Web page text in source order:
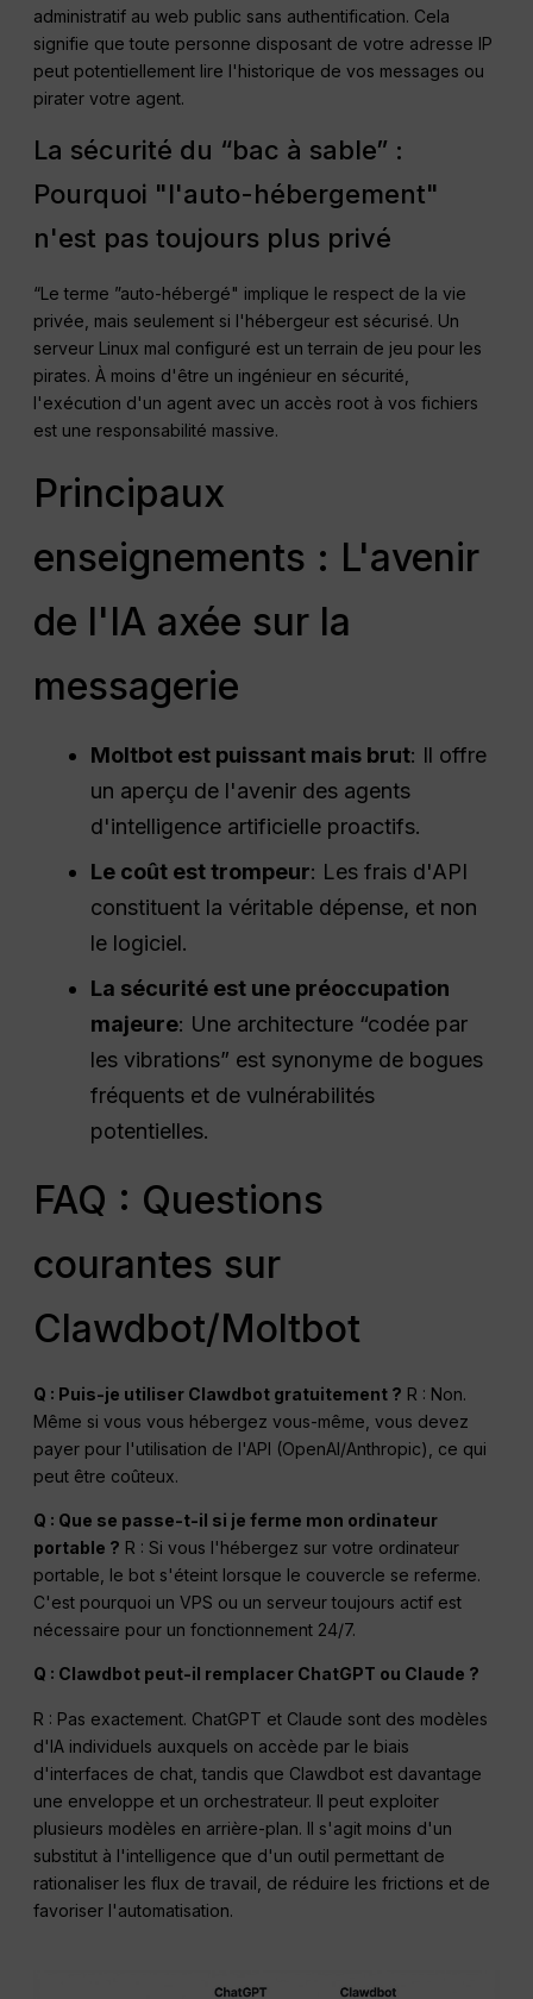
administratif au web public sans authentification. Cela
signifie que toute personne disposant de votre adresse IP
peut potentiellement lire l'historique de vos messages ou
pirater votre agent.
La sécurité du “bac à sable” :
Pourquoi "l'auto-hébergement"
n'est pas toujours plus privé
“Le terme ”auto-hébergé" implique le respect de la vie
privée, mais seulement si l'hébergeur est sécurisé. Un
serveur Linux mal configuré est un terrain de jeu pour les
pirates. À moins d'être un ingénieur en sécurité,
l'exécution d'un agent avec un accès root à vos fichiers
est une responsabilité massive.
Principaux
enseignements : L'avenir
de l'IA axée sur la
messagerie
Moltbot est puissant mais brut: Il offre
un aperçu de l'avenir des agents
d'intelligence artificielle proactifs.
Le coût est trompeur: Les frais d'API
constituent la véritable dépense, et non
le logiciel.
La sécurité est une préoccupation
majeure: Une architecture “codée par
les vibrations” est synonyme de bogues
fréquents et de vulnérabilités
potentielles.
FAQ : Questions
courantes sur
Clawdbot/Moltbot
Q : Puis-je utiliser Clawdbot gratuitement ? R : Non.
Même si vous vous hébergez vous-même, vous devez
payer pour l'utilisation de l'API (OpenAI/Anthropic), ce qui
peut être coûteux.
Q : Que se passe-t-il si je ferme mon ordinateur
portable ? R : Si vous l'hébergez sur votre ordinateur
portable, le bot s'éteint lorsque le couvercle se referme.
C'est pourquoi un VPS ou un serveur toujours actif est
nécessaire pour un fonctionnement 24/7.
Q : Clawdbot peut-il remplacer ChatGPT ou Claude ?
R : Pas exactement. ChatGPT et Claude sont des modèles
d'IA individuels auxquels on accède par le biais
d'interfaces de chat, tandis que Clawdbot est davantage
une enveloppe et un orchestrateur. Il peut exploiter
plusieurs modèles en arrière-plan. Il s'agit moins d'un
substitut à l'intelligence que d'un outil permettant de
rationaliser les flux de travail, de réduire les frictions et de
favoriser l'automatisation.